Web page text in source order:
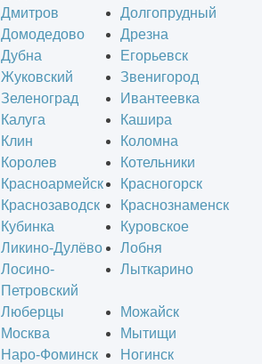
Дмитров
Долгопрудный
Домодедово
Дрезна
Дубна
Егорьевск
Жуковский
Звенигород
Зеленоград
Ивантеевка
Калуга
Кашира
Клин
Коломна
Королев
Котельники
Красноармейск
Красногорск
Краснозаводск
Краснознаменск
Кубинка
Куровское
Ликино-Дулёво
Лобня
Лосино-
Петровский
Лыткарино
Люберцы
Можайск
Москва
Мытищи
Наро-Фоминск
Ногинск